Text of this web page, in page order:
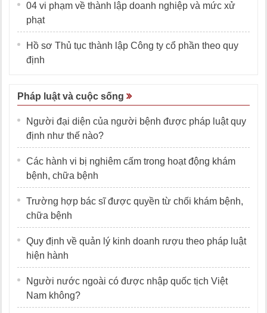
04 vi phạm về thành lập doanh nghiệp và mức xử
phạt
Hồ sơ Thủ tục thành lập Công ty cổ phần theo quy
định
Pháp luật và cuộc sống
Người đại diện của người bệnh được pháp luật quy
định như thế nào?
Các hành vi bị nghiêm cấm trong hoạt động khám
bệnh, chữa bệnh
Trường hợp bác sĩ được quyền từ chối khám bệnh,
chữa bệnh
Quy định về quản lý kinh doanh rượu theo pháp luật
hiện hành
Người nước ngoài có được nhập quốc tịch Việt
Nam không?